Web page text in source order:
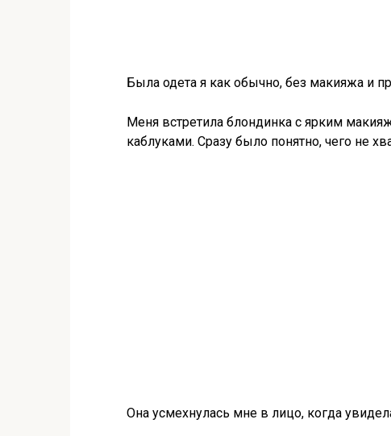
Была одета я как обычно, без макияжа и
Меня встретила блондинка с ярким
каблуками. Сразу было понятно, чего не
Она усмехнулась мне в лицо, когда